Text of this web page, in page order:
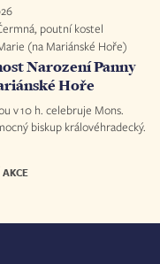
poutní kostel
(na Mariánské Hoře)
Narození Panny
Hoře
v 10 h. celebruje Mons.
biskup královéhradecký.